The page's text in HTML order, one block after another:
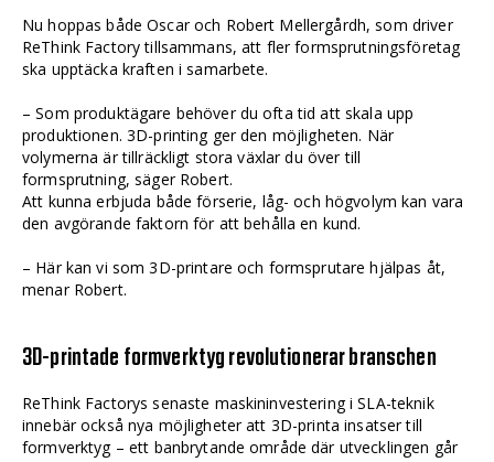
Nu hoppas både Oscar och Robert Mellergårdh, som driver
ReThink Factory tillsammans, att fler formsprutningsföretag
ska upptäcka kraften i samarbete.
– Som produktägare behöver du ofta tid att skala upp
produktionen. 3D-printing ger den möjligheten. När
volymerna är tillräckligt stora växlar du över till
formsprutning, säger Robert.
Att kunna erbjuda både förserie, låg- och högvolym kan vara
den avgörande faktorn för att behålla en kund.
– Här kan vi som 3D-printare och formsprutare hjälpas åt,
menar Robert.
3D-printade formverktyg revolutionerar branschen
ReThink Factorys senaste maskininvestering i SLA-teknik
innebär också nya möjligheter att 3D-printa insatser till
formverktyg – ett banbrytande område där utvecklingen går